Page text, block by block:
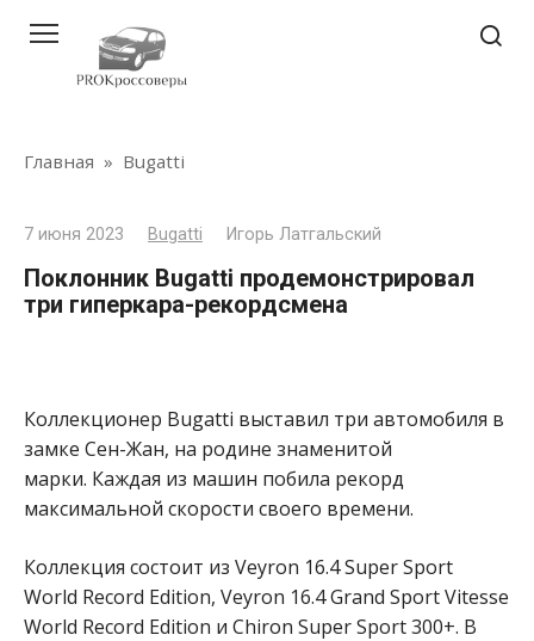
контенту
Главная » Bugatti
7 июня 2023 Bugatti Игорь Латгальский
Поклонник Bugatti продемонстрировал
три гиперкара-рекордсмена
Коллекционер Bugatti выставил три автомобиля в
замке Сен-Жан, на родине знаменитой
марки. Каждая из машин побила рекорд
максимальной скорости своего времени.
Коллекция состоит из Veyron 16.4 Super Sport
World Record Edition, Veyron 16.4 Grand Sport Vitesse
World Record Edition и Chiron Super Sport 300+. В